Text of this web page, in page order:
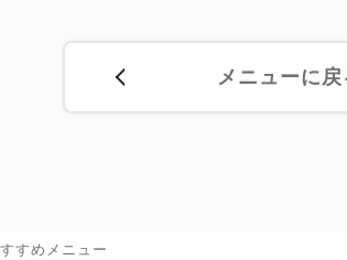
メニューに戻
すめメニュー